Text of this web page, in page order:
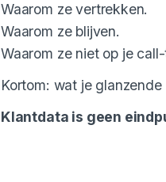
Waarom ze vertrekken.
Waarom ze blijven.
Waarom ze niet op je
Kortom: wat je
Klantdata is geen